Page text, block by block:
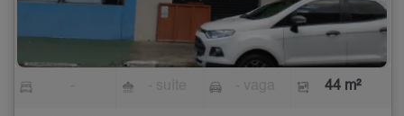
44 m²